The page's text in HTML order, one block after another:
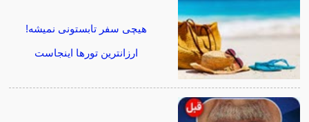
هیچی سفر تابستونی نمیشه!
ارزانترین تورها اینجاست